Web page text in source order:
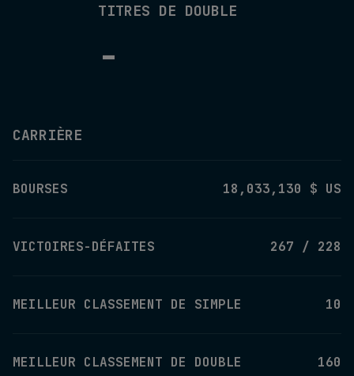
TITRES DE DOUBLE
-
CARRIÈRE
BOURSES 18,033,130 $ US
VICTOIRES-DÉFAITES 267 / 228
MEILLEUR CLASSEMENT DE SIMPLE 10
MEILLEUR CLASSEMENT DE DOUBLE 160